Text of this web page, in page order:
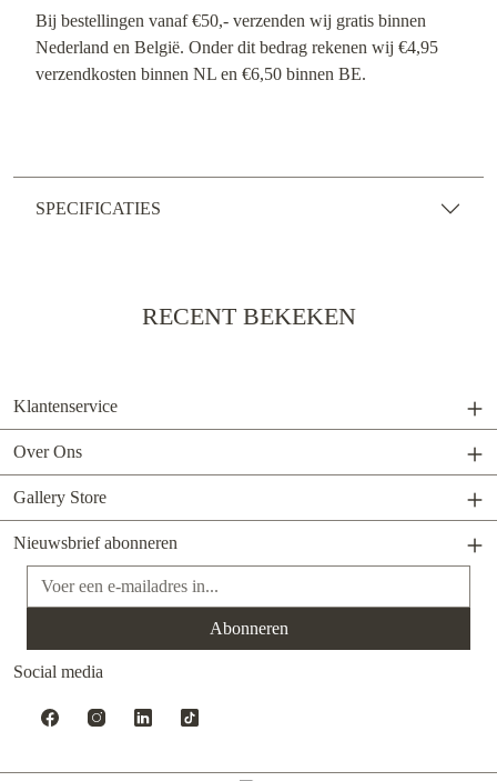
Bij bestellingen vanaf €50,- verzenden wij gratis binnen
Nederland en België. Onder dit bedrag rekenen wij €4,95
verzendkosten binnen NL en €6,50 binnen BE.
SPECIFICATIES
RECENT BEKEKEN
Klantenservice
Over Ons
Gallery Store
Nieuwsbrief abonneren
E-mailadres*
Abonneren
Social media